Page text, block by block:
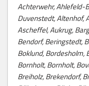
Achterwehr, Ahlefeld-
Duvenstedt, Altenhof,
Ascheffel, Aukrug,
Bendorf, Beringstedt,
Boklund, Bordesholm,
Bornholt, Bornholt,
Breiholz, Brekendorf,